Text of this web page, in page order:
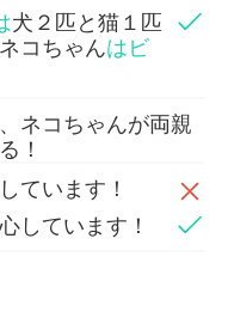
犬２匹と猫１匹
コちゃんはビ
ネコちゃんが両親
！
ています！
しています！